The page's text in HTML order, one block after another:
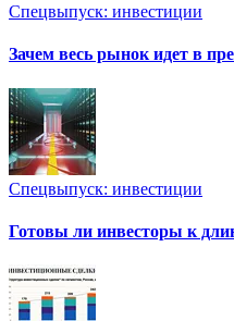
Спецвыпуск: инвестиции
Зачем весь рынок идет в
Спецвыпуск: инвестиции
Готовы ли инвесторы к